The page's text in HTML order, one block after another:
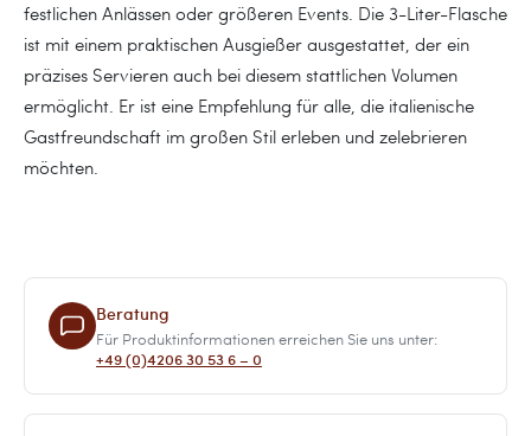
festlichen Anlässen oder größeren Events. Die 3-Liter-Flasche
ist mit einem praktischen Ausgießer ausgestattet, der ein
präzises Servieren auch bei diesem stattlichen Volumen
ermöglicht. Er ist eine Empfehlung für alle, die italienische
Gastfreundschaft im großen Stil erleben und zelebrieren
möchten.
Beratung
Für Produktinformationen erreichen Sie uns unter:
+49 (0)4206 30 53 6 – 0